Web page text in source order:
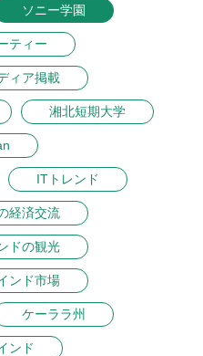
ソニー学園
ティー
ィア掲載
湘北短期大学
ITトレンド
経済交流
ドの観光
ンド市場
ケーララ州
ンド